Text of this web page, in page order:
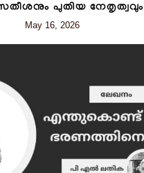
പുതിയ നേതൃത്വവും
May 16, 2026